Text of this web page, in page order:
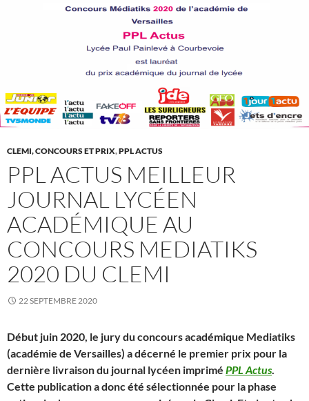
CLEMI, CONCOURS ET PRIX,PPL ACTUS
PPL ACTUS MEILLEUR
JOURNAL LYCÉEN
ACADÉMIQUE AU
CONCOURS MEDIATIKS
2020 DU CLEMI
22 SEPTEMBRE 2020
Début juin 2020, le jury du concours académique Mediatiks
(académie de Versailles) a décerné le premier prix pour la
dernière livraison du journal lycéen imprimé PPL Actus
Cette publication a donc été sélectionnée pour la phase